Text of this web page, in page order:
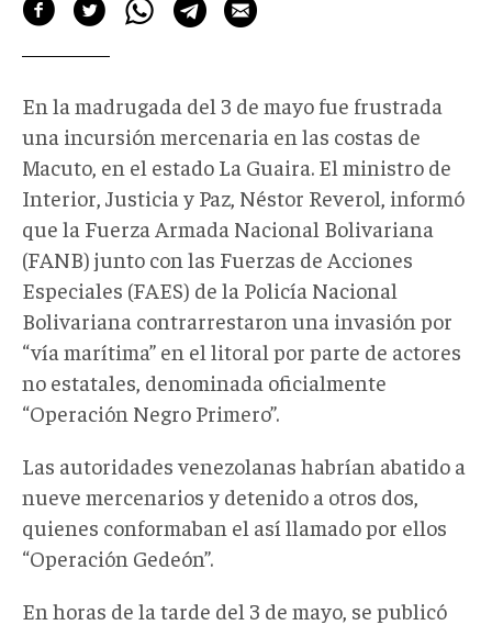
En la madrugada del 3 de mayo fue frustrada
una incursión mercenaria en las costas de
Macuto, en el estado La Guaira. El ministro de
Interior, Justicia y Paz, Néstor Reverol, informó
que la Fuerza Armada Nacional Bolivariana
(FANB) junto con las Fuerzas de Acciones
Especiales (FAES) de la Policía Nacional
Bolivariana contrarrestaron una invasión por
“vía marítima” en el litoral por parte de actores
no estatales, denominada oficialmente
“Operación Negro Primero”.
Las autoridades venezolanas habrían abatido a
nueve mercenarios y detenido a otros dos,
quienes conformaban el así llamado por ellos
“Operación Gedeón”.
En horas de la tarde del 3 de mayo, se publicó